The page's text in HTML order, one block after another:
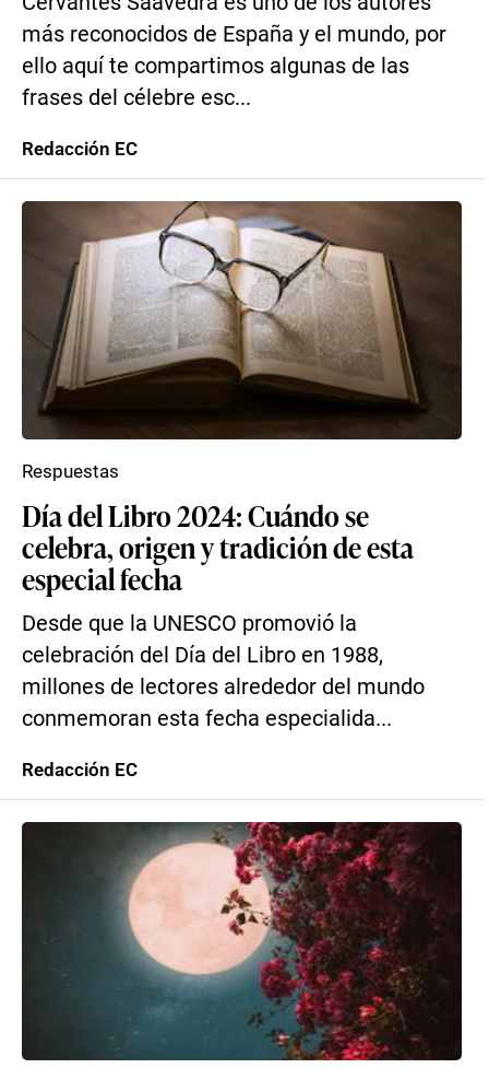
más reconocidos de España y el mundo, por
ello aquí te compartimos algunas de las
frases del célebre esc...
Redacción EC
Día del Libro 2024: Cuándo se
celebra, origen y tradición de esta
especial fecha
Desde que la UNESCO promovió la
celebración del Día del Libro en 1988,
millones de lectores alrededor del mundo
conmemoran esta fecha especialida...
Respuestas
Redacción EC